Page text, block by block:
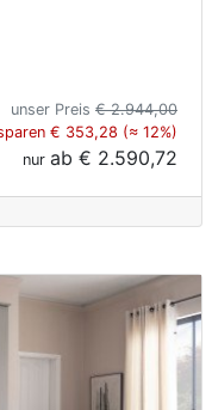
unser Preis € 2.944,00
€ 353,28 (≈ 12%)
nur ab € 2.590,72